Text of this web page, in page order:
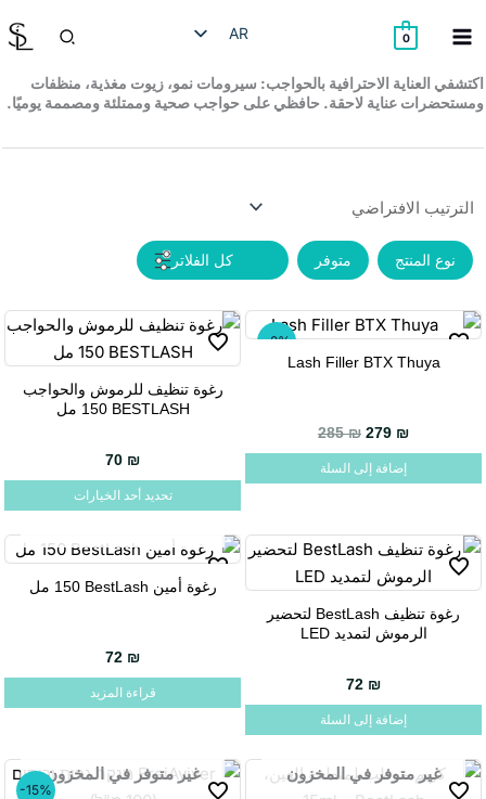
إلى
0
AR
EN
البحث
اكتشفي العناية الاحترافية بالحواجب: سيرومات نمو، زيوت مغذية، منظفات
ومستحضرات عناية لاحقة. حافظي على حواجب صحية وممتلئة ومصممة يوميًا.
نوع المنتج متوفر
-2%
Lash Filler BTX Thuya
285₪ 279 ₪
إضافة إلى السلة
رغوة تنظيف للرموش والحواجب
BESTLASH ‏150 مل
70 ₪
تحديد أحد الخيارات
هناك
المنتج.
يمكن
رغوة تنظيف BestLash لتحضير
الرموش لتمديد LED
72 ₪
إضافة إلى السلة
رغوة أمين BestLash ‏150 مل
72 ₪
قراءة المزيد
غير متوفر في المخزون
-15%
غير متوفر في المخزون